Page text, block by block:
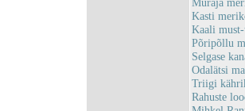
Kasti
Kaali
Põripõllu
Selgase
Odalätsi
Triigi
Rahuste